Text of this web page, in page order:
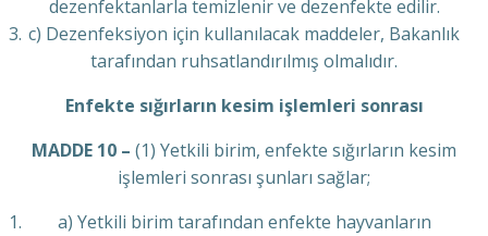
dezenfektanlarla temizlenir ve dezenfekte edilir.
c) Dezenfeksiyon için kullanılacak maddeler, Bakanlık
tarafından ruhsatlandırılmış olmalıdır.
Enfekte sığırların kesim işlemleri sonrası
MADDE 10 – (1) Yetkili birim, enfekte sığırların kesim
işlemleri sonrası şunları sağlar;
a) Yetkili birim tarafından enfekte hayvanların